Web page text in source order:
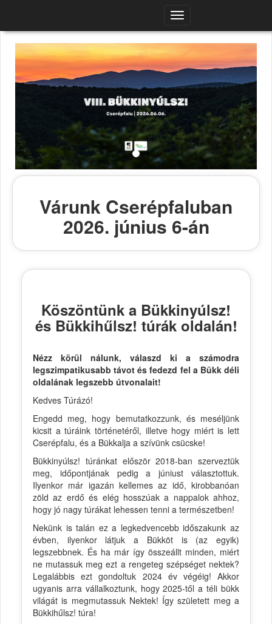
Navigációs
menü
Várunk Cserépfaluban
2026. június 6-án
Köszöntünk a Bükkinyúlsz!
és Bükkihűlsz! túrák oldalán!
Nézz körül nálunk, válaszd ki a számodra
legszimpatikusabb távot és fedezd fel a Bükk déli
oldalának legszebb útvonalait!
Kedves Túrázó!
Engedd meg, hogy bemutatkozzunk, és meséljünk
kicsit a túráink történetéről, illetve hogy miért is lett
Cserépfalu, és a Bükkalja a szívünk csücske!
Bükkinyúlsz! túránkat először 2018-ban szerveztük
meg, időpontjának pedig a júniust választottuk.
Ilyenkor már igazán kellemes az idő, kirobbanóan
zöld az erdő és elég hosszúak a nappalok ahhoz,
hogy jó nagy túrákat lehessen tenni a természetben!
Nekünk is talán ez a legkedvencebb időszakunk az
évben, ilyenkor látjuk a Bükköt is (az egyik)
legszebbnek. És ha már így összeállt minden, miért
ne mutassuk meg ezt a rengeteg szépséget nektek?
Legalábbis ezt gondoltuk 2024 év végéig! Akkor
ugyanis arra vállalkoztunk, hogy 2025-től a téli bükk
világát is megmutassuk Nektek! Így született meg a
Bükkihűlsz! túra!